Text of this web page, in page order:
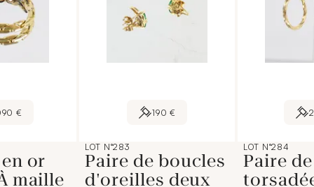
€
or
maille
190 €
LOT N°283
Paire de boucles
d'oreilles deux
LOT N°284
Paire